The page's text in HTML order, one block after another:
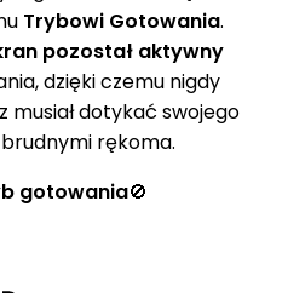
Trybowi Gotowania.
pozostał aktywny
dzięki czemu nigdy
musiał dotykać swojego
rękoma.
gotowania🚫